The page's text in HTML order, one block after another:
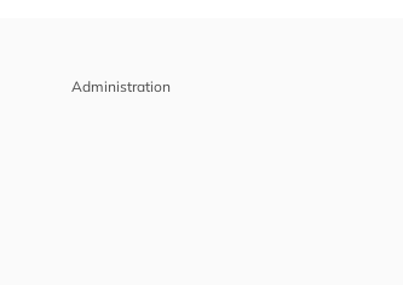
Administration